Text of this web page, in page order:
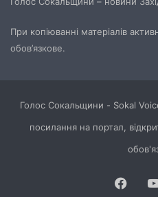
При копіюванні матеріалів
обов’язкове.
Голос Сокальщини - Sokal
посилання на портал,